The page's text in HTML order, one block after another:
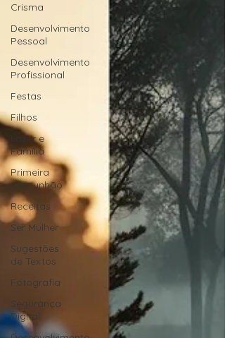
Crisma
Desenvolvimento
Pessoal
Desenvolvimento
Profissional
Festas
Filhos
Lazer e
Família
Primeira
Comunhão
Receitas
Ser Mulher
Sugestões
de Textos
Fotografia
Segurança
Digital